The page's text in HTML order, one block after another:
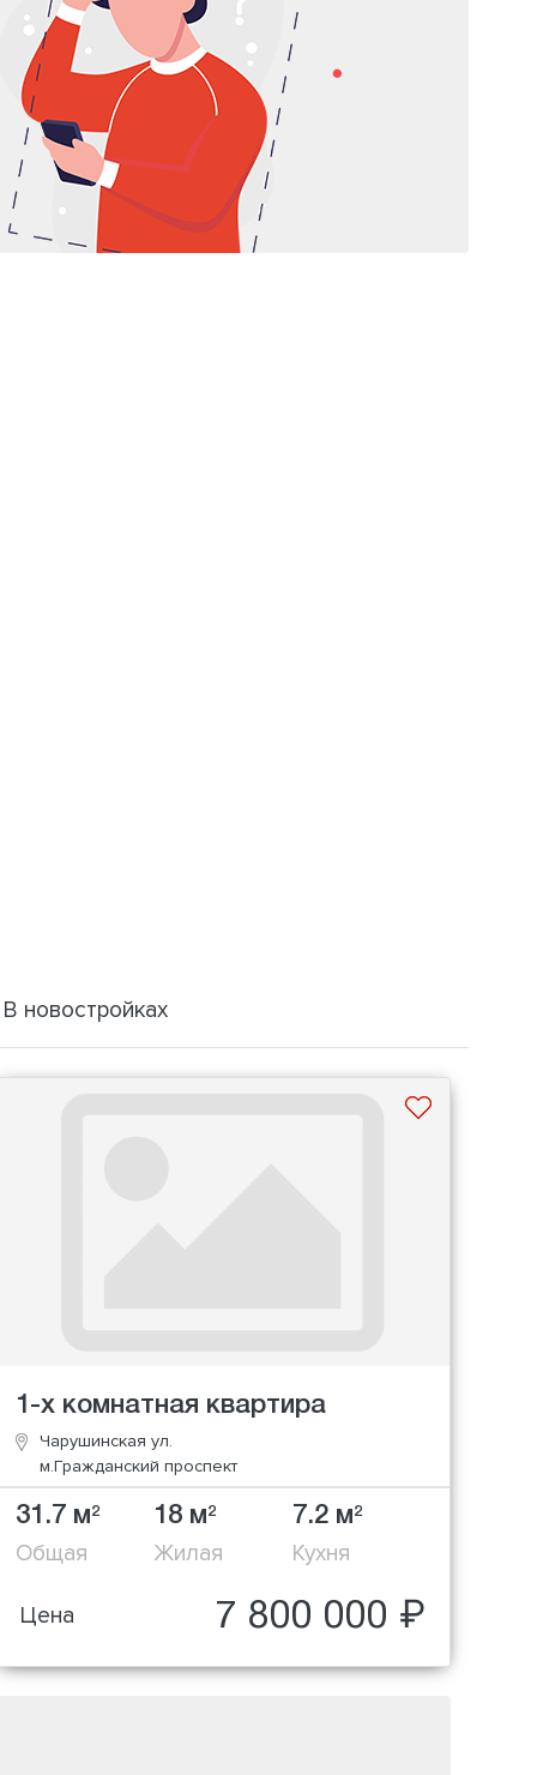
В новостройках
1-х комнатная квартира
Чарушинская ул.
м.Гражданский проспект
31.7 м2
Общая
18 м2
Жилая
7.2 м2
Кухня
Цена 7 800 000 ₽